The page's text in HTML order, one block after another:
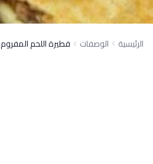
الرئيسية الوصفات فطيرة اللحم المفروم